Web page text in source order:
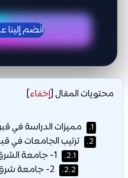
انضم إلينا
محتويات المقال[إخفاء]
1. مميزات الدراسة في
2. ترتيب الجامعات في
2.1.
2.2.